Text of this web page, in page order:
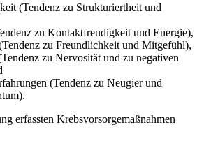
(Tendenz zu Strukturiertheit und
zu Kontaktfreudigkeit und Energie),
zu Freundlichkeit und Mitgefühl),
zu Nervosität und zu negativen
(Tendenz zu Neugier und
erfassten Krebsvorsorgemaßnahmen